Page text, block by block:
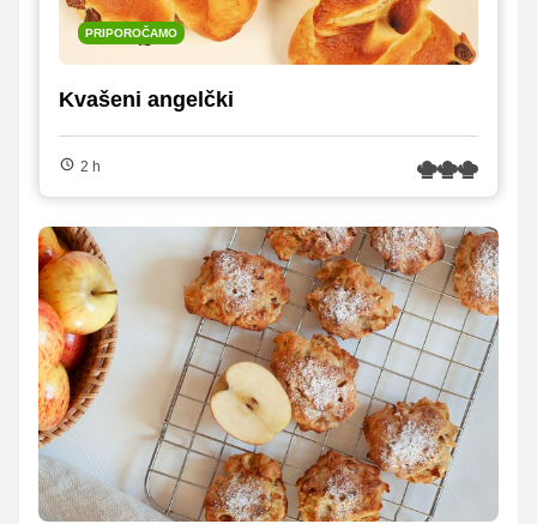
PRIPOROČAMO
Kvašeni angelčki
2 h